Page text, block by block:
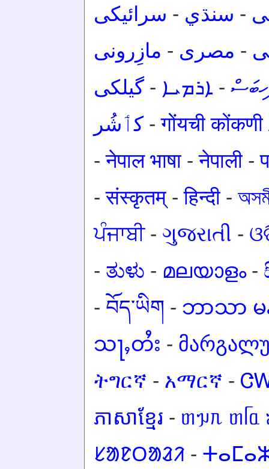
سرائیکی - سنڌي -
مازِرونی - مصرى -
گیلکی- ܐܪܡܝܐ -
کٲشُر-गोंयची
-नेपाल भाषा -नेपाली -
-संस्कृतम् -हिन्दी -
ਪੰਜਾਬੀ- ગુજરાતી -
- ತುಳು - മലയാളം-
- བོད་ཡིག - ဘာသာ မ
သႃႇတႆး -
ትግርኛ - አማርኛ -
ភាសាខ្មែរ - ᥖᥭᥰ ᥖᥬᥲ
ᱥᱟᱱᱛᱟᱲᱤ -